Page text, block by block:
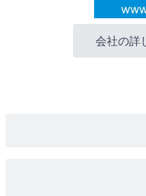
会社の詳